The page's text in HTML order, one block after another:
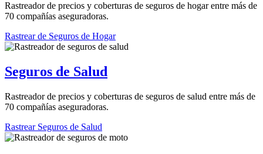
Rastreador de precios y coberturas de seguros de hogar entre más de
70 compañías aseguradoras.
Rastrear de Seguros de Hogar
Seguros de Salud
Rastreador de precios y coberturas de seguros de salud entre más de
70 compañías aseguradoras.
Rastrear Seguros de Salud